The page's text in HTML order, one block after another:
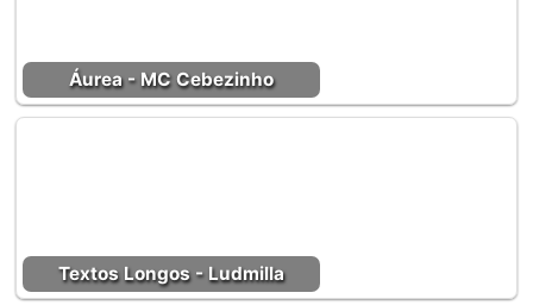
Áurea - MC Cebezinho
Textos Longos - Ludmilla